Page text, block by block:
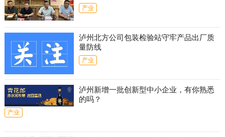
产业
泸州北方公司包装检验站守牢产品出厂质
量防线
产业
泸州新增一批创新型中小企业，有你熟悉
的吗？
产业